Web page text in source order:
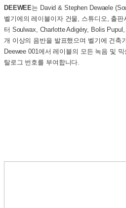
DEEWEE는 David & Stephen Dewaele
벨기에의 레이블이자 건물, 스튜디오, 출판
터 Soulwax, Charlotte Adigéry, Bolis
개 이상의 음반을 발표했으며 벨기에 건축
Deewee 001에서 레이블의 모든 녹음 및
탈로그 번호를 부여합니다.